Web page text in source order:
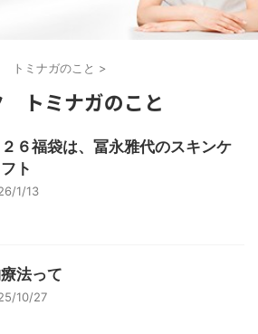
トミナガのこと >
トミナガのこと
２６福袋は、冨永雅代のスキンケ
ト
1/13
法って
10/27